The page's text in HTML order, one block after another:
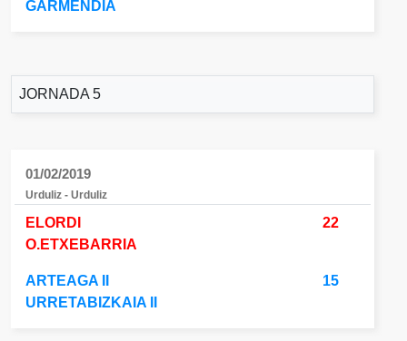
GARMENDIA
JORNADA 5
01/02/2019
Urduliz - Urduliz
ELORDI
O.ETXEBARRIA
22
ARTEAGA II
URRETABIZKAIA II
15